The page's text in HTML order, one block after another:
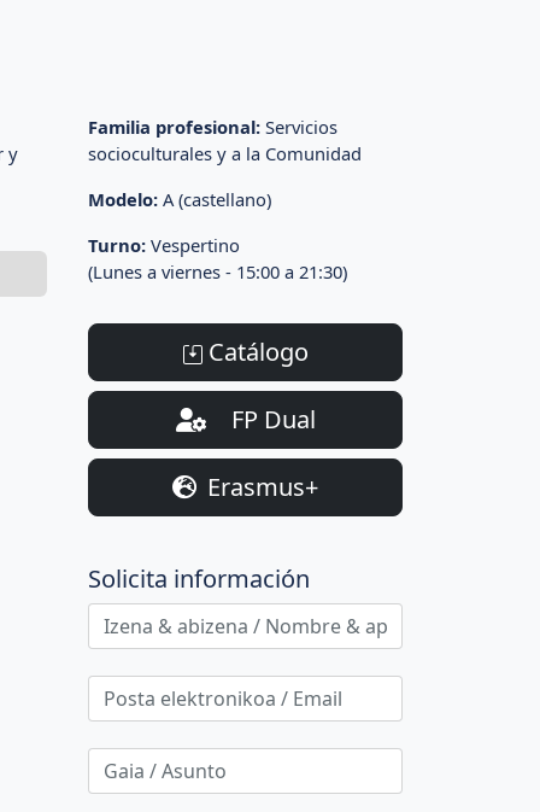
y
Familia profesional: Servicios
socioculturales y a la Comunidad
Modelo: A (castellano)
Turno: Vespertino
(Lunes a viernes - 15:00 a 21:30)
Catálogo
FP Dual
Erasmus+
Solicita información